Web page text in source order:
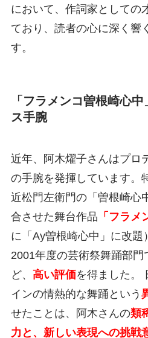
において、作詞家としての
ており、読者の心に深く響
す。
「フラメンコ曽根崎心
ス手腕
近年、阿木燿子さんはプロ
の手腕を発揮しています。
近松門左衛門の「曽根崎心
合させた舞台作品 「フラメ
に「Ay曽根崎心中」に改題
2001年度の芸術祭舞踊部
ど、 高い評価を得ました。
インの情熱的な舞踊という
せたことは、阿木さんの類
力と、新しい表現への挑戦